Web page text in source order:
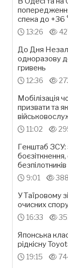
спека до +36
13:26
До Дня
одноразову
гривень
12:36
Мобілізація
призвати та
11:02
Генштаб ЗСУ:
безпілотників
9:01
У Таїровому
очисних
16:33
Японська
рідкісну
19:15